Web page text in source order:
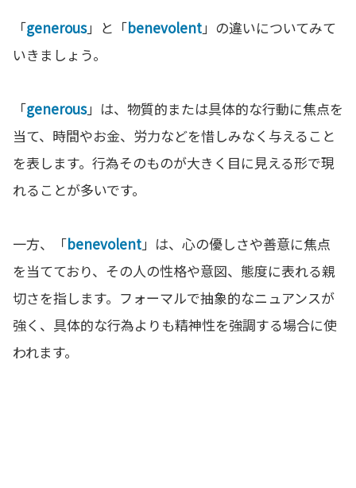
「generous」と「benevolent」の違いについてみて
いきましょう。
「generous」は、物質的または具体的な行動に焦点を
当て、時間やお金、労力などを惜しみなく与えること
を表します。行為そのものが大きく目に見える形で現
れることが多いです。
一方、「benevolent」は、心の優しさや善意に焦点
を当てており、その人の性格や意図、態度に表れる親
切さを指します。フォーマルで抽象的なニュアンスが
強く、具体的な行為よりも精神性を強調する場合に使
われます。